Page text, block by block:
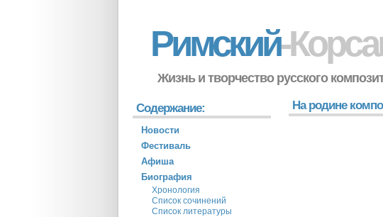
Римский-
Жизнь и творчество русского
На родине
Содержание:
Новости
Фестиваль
Афиша
Биография
Хронология
Список сочинений
Список литературы